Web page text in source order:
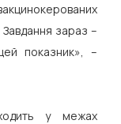
зараз –
показник», –
у межах